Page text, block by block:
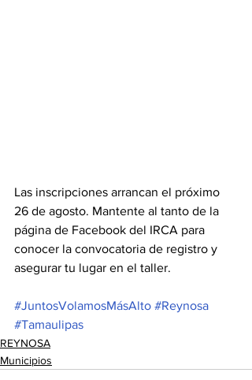
Las inscripciones arrancan el próximo
26 de agosto. Mantente al tanto de la
página de Facebook del IRCA para
conocer la convocatoria de registro y
asegurar tu lugar en el taller.
#JuntosVolamosMásAlto #Reynosa
#Tamaulipas
REYNOSA
Municipios